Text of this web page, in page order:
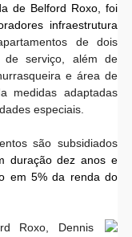
de Belford Roxo, foi
infraestrutura
de dois
de serviço, além de
e área de
medidas adaptadas
especiais.
são subsidiados
duração dez anos e
em 5% da renda do
Roxo, Dennis